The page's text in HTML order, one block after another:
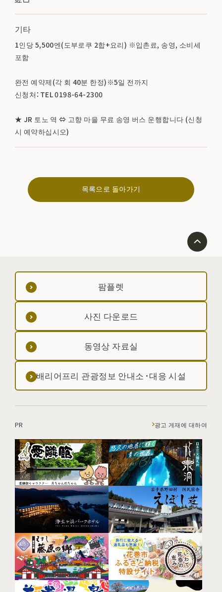
기타
1인당 5,500엔(도부로쿠 2합+요리) ※입촌료, 송영, 소비세
포함
완전 예약제(각 회 40분 한정)※5일 전까지
신청처：TEL 0198-64-2300
★ JR 토노 역 ⇔ 고향 마을 무료 송영 버스 운행합니다 (신청
시 예약하십시오)
목록으로 돌아가기
팜플렛
사진 다운로드
동영상 자료실
배리어프리 관광정보 안내소·대응 시설
PR 광고 게재에 대하여